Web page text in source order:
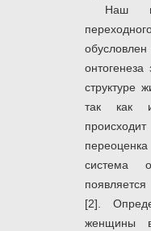
Наш
структуре
так как
система
[2].
женщины